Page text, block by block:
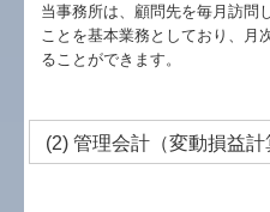
当事務所は、顧問先を毎月訪問
ことを基本業務としており、月
ることができます。
(2) 管理会計（変動損益